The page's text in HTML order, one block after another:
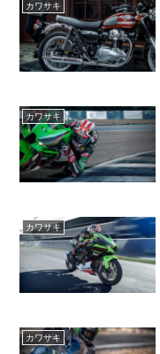
カワサキ
カワサキ
カワサキ
カワサキ